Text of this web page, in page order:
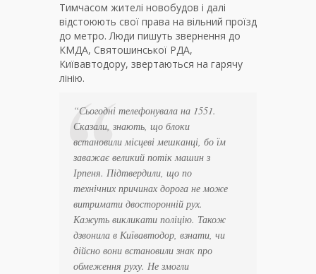
Тимчасом жителі новобудов і далі
відстоюють свої права на вільний проїзд
до метро. Люди пишуть звернення до
КМДА, Святошинської РДА,
Київавтодору, звертаються на гарячу
лінію.
“Сьогодні телефонувала на 1551.
Сказали, знають, що блоки
встановили місцеві мешканці, бо їм
заважає великий потік машин з
Ірпеня. Підтвердили, що по
технічних причинах дорога не може
витримати двосторонній рух.
Кажуть викликати поліцію. Також
дзвонила в Київавтодор, взнати, чи
дійсно вони встановили знак про
обмеження руху. Не змогли